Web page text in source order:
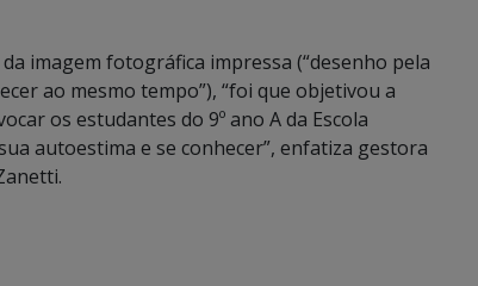
imagem fotográfica impressa (“desenho pela
ao mesmo tempo”), “foi que objetivou a
os estudantes do 9º ano A da Escola
autoestima e se conhecer”, enfatiza gestora